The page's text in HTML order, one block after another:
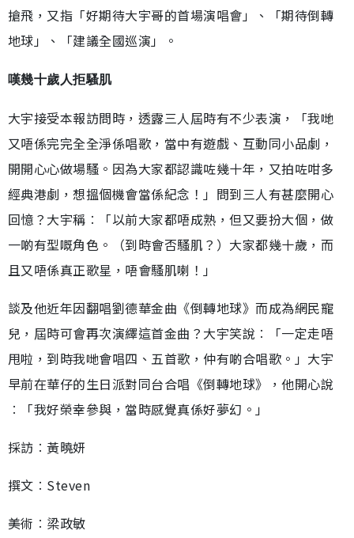
搶飛，又指「好期待大宇哥的首場演唱會」、「期待倒轉
地球」、「建議全國巡演」。
嘆幾十歲人拒騷肌
大宇接受本報訪問時，透露三人屆時有不少表演，「我哋
又唔係完完全全淨係唱歌，當中有遊戲、互動同小品劇，
開開心心做場騷。因為大家都認識咗幾十年，又拍咗咁多
經典港劇，想搵個機會當係紀念！」問到三人有甚麼開心
回憶？大宇稱︰「以前大家都唔成熟，但又要扮大個，做
一啲有型嘅角色。（到時會否騷肌？）大家都幾十歲，而
且又唔係真正歌星，唔會騷肌喇！」
談及他近年因翻唱劉德華金曲《倒轉地球》而成為網民寵
兒，屆時可會再次演繹這首金曲？大宇笑說︰「一定走唔
甩啦，到時我哋會唱四、五首歌，仲有啲合唱歌。」大宇
早前在華仔的生日派對同台合唱《倒轉地球》，他開心說
︰「我好榮幸參與，當時感覺真係好夢幻。」
採訪︰黃曉妍
撰文︰Steven
美術︰梁政敏